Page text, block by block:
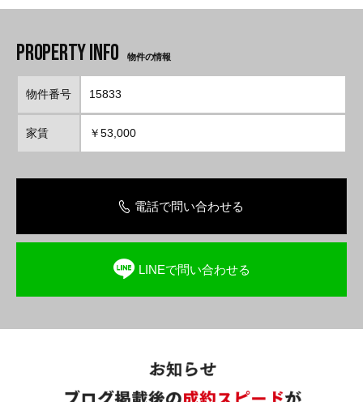
物件の情報
物件番号 15833
家賃 ￥53,000
電話で問い合わせる
LINEで問い合わせる